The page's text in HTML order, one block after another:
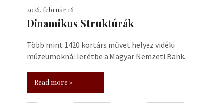
2026. február 16.
Dinamikus Struktúrák
Több mint 1420 kortárs művet helyez vidéki
múzeumoknál letétbe a Magyar Nemzeti Bank.
Read more »